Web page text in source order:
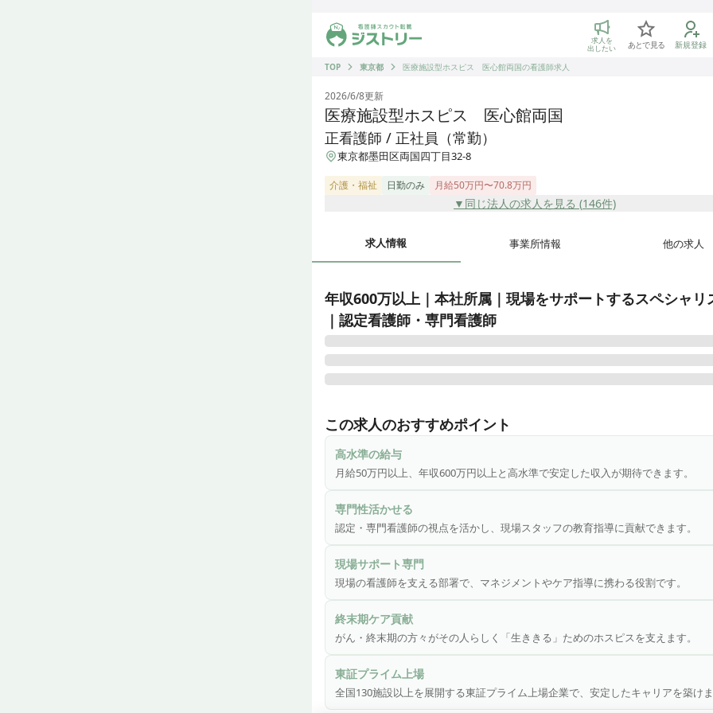
ジストリー 看護師の転職マッチング
求人を
出したい あとで見る 新規登録
TOP
東京都 医療施設型ホスピス 医心館両国の看護師求人
2026/6/8更新
医療施設型ホスピス 医心館両国
正看護師 / 正社員（常勤）
東京都墨田区両国四丁目32-8
介護・福祉 日勤のみ 月給50万円〜70.8万円
▼同じ法人の求人を見る (146件)
求人情報 事業所情報 他の求人
年収600万以上｜本社所属｜現場をサポートするスペシャリ
｜認定看護師・専門看護師
に可能な限り希望通り過ごせる、ご家族が躊躇せず面会に来られる、全
心館をそんな施設に近づけていくことがミッションです。
▼スペシャリストの視点を活かした「アセスメント」と「ケアの実践・
を行います。
▼働く職員をサポートする部署での、マネジメント業務を行っていただ
す。
■ がん・終末期ケアに特化した医療施設型ホスピス「医心館」
医療・福祉業界において様々な社会課題があります。
① 終末期の患者様→「最期の時間を思うように過ごせない」
② ご家族様→ 看病とお仕事との両立の困難、ご自宅でみるとした場合の
この求人のおすすめポイント
高水準の給与
月給50万円以上、年収600万円以上と高水準で安定した収入が期待できます。
専門性活かせる
認定・専門看護師の視点を活かし、現場スタッフの教育指導に貢献できます。
現場サポート専門
現場の看護師を支える部署で、マネジメントやケア指導に携わる役割です。
終末期ケア貢献
がん・終末期の方々がその人らしく「生ききる」ためのホスピスを支えます。
東証プライム上場
全国130施設以上を展開する東証プライム上場企業で、安定したキャリアを築けま